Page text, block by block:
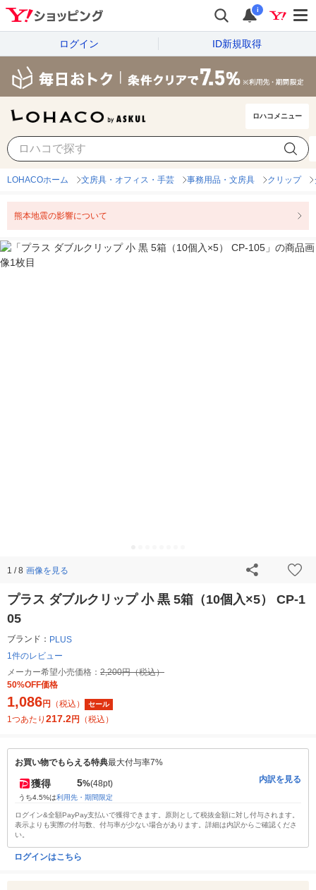
i
ログイン ID新規取得
ロハコメニュー
LOHACOホーム 文房具・オフィス・手芸 事務用品・文房具 クリップ
熊本地震の影響について
1 / 8 画像を見る
プラス ダブルクリップ 小 黒 5箱（10個入×5） CP-1
05
ブランド： PLUS
1件のレビュー
メーカー希望小売価格： 2,200円（税込）
50%OFF価格
1,086円 （税込） セール
1つあたり 217.2円 （税込）
お買い物でもらえる特典最大付与率7%
獲得 5%(48pt)
うち4.5%は利用先・期間限定
内訳を見る
ログイン&全額PayPay支払いで獲得できます。原則として税抜金額に対し付与されます。
表示よりも実際の付与数、付与率が少ない場合があります。詳細は内訳からご確認くださ
い。
ログインはこちら